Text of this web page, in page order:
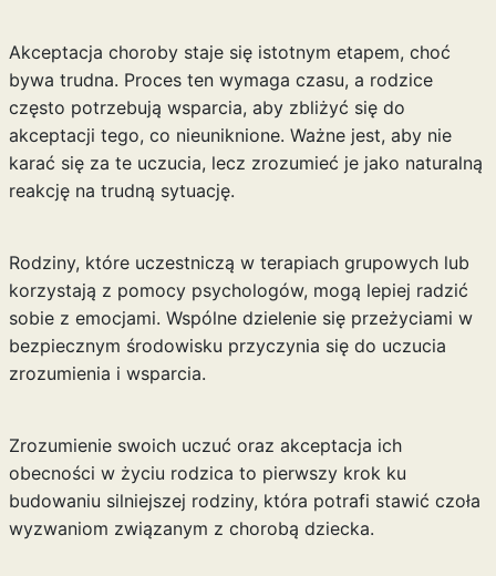
Akceptacja choroby staje się istotnym etapem, choć
bywa trudna. Proces ten wymaga czasu, a rodzice
często potrzebują wsparcia, aby zbliżyć się do
akceptacji tego, co nieuniknione. Ważne jest, aby nie
karać się za te uczucia, lecz zrozumieć je jako naturalną
reakcję na trudną sytuację.
Rodziny, które uczestniczą w terapiach grupowych lub
korzystają z pomocy psychologów, mogą lepiej radzić
sobie z emocjami. Wspólne dzielenie się przeżyciami w
bezpiecznym środowisku przyczynia się do uczucia
zrozumienia i wsparcia.
Zrozumienie swoich uczuć oraz akceptacja ich
obecności w życiu rodzica to pierwszy krok ku
budowaniu silniejszej rodziny, która potrafi stawić czoła
wyzwaniom związanym z chorobą dziecka.